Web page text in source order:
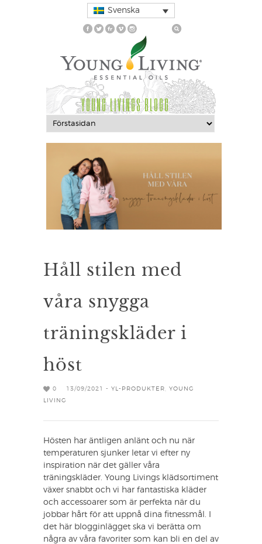
Svenska
YOUNG LIVINGS BLOGG
Håll stilen med
våra snygga
träningskläder i
höst
0 13/09/2021 - YL-PRODUKTER
YOUNG
LIVING
Hösten har äntligen anlänt och nu när
temperaturen sjunker letar vi efter ny
inspiration när det gäller våra
träningskläder. Young Livings klädsortiment
växer snabbt och vi har fantastiska kläder
och accessoarer som är perfekta när du
jobbar hårt för att uppnå dina fitnessmål. I
det här blogginlägget ska vi berätta om
några av våra favoriter som kan bli en del av